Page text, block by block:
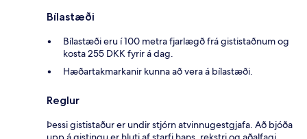
Bílastæði
Bílastæði eru í 100 metra fjarlægð frá gististaðnum og
kosta 255 DKK fyrir á dag.
Hæðartakmarkanir kunna að vera á bílastæði.
Reglur
Þessi gististaður er undir stjórn atvinnugestgjafa. Að bjóða